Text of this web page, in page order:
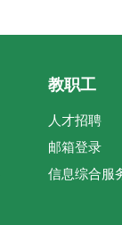
教职工
人才招聘
邮箱登录
信息综合服